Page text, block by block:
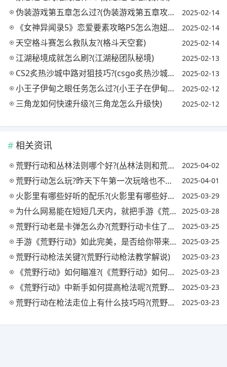
伪装游戏第五章怎么过?(伪装游戏第五章攻略) 2025-02-14
《女神异闻录5》恋爱要素攻略P5怎么泡妞?(女神异闻录5恋爱怎么合成) 2025-02-14
天空格斗赛怎么救队友?(格斗天空套) 2025-02-14
江湖秘境成就怎么刷?(江湖秘团队秘境) 2025-02-13
CS2炙热沙城中路对狙技巧?(csgo炙热沙城2中门穿点) 2025-02-13
小王子伊甸之眼任务怎么过?(小王子在伊甸之眼怎么过) 2025-02-12
三角龙如何快速升级?(三角龙怎么升级快) 2025-02-12
相关资讯
荒野行动和丛林法则哪个好?(丛林法则和荒野行动哪个先出) 2025-04-02
荒野行动怎么玩?昨天下午第一次玩啥也不会，新手指南没有，而且画质还差，你怎么看? 2025-04-01
火影里有哪些好听的配乐?(火影里有哪些好听的配乐歌曲) 2025-03-29
为什么网易能在短短几天内，就把手游《荒野行动》移植到PC上了呢? 2025-03-28
荒野行动老是卡弹怎么办?(荒野行动卡住了怎么办) 2025-03-25
手游《荒野行动》如此完美，是否给你带来了愉快的吃鸡体验?(游戏 荒野行动) 2025-03-25
荒野行动枪法关键?(荒野行动枪法教学解说) 2025-03-23
《荒野行动》如何瞄准?(《荒野行动》如何瞄准准星) 2025-03-23
《荒野行动》中新手如何提高枪法呢?(荒野行动怎么提高枪法) 2025-03-23
荒野行动在枪法走位上有什么技巧吗?(荒野行动枪法怎么才能稳) 2025-03-23